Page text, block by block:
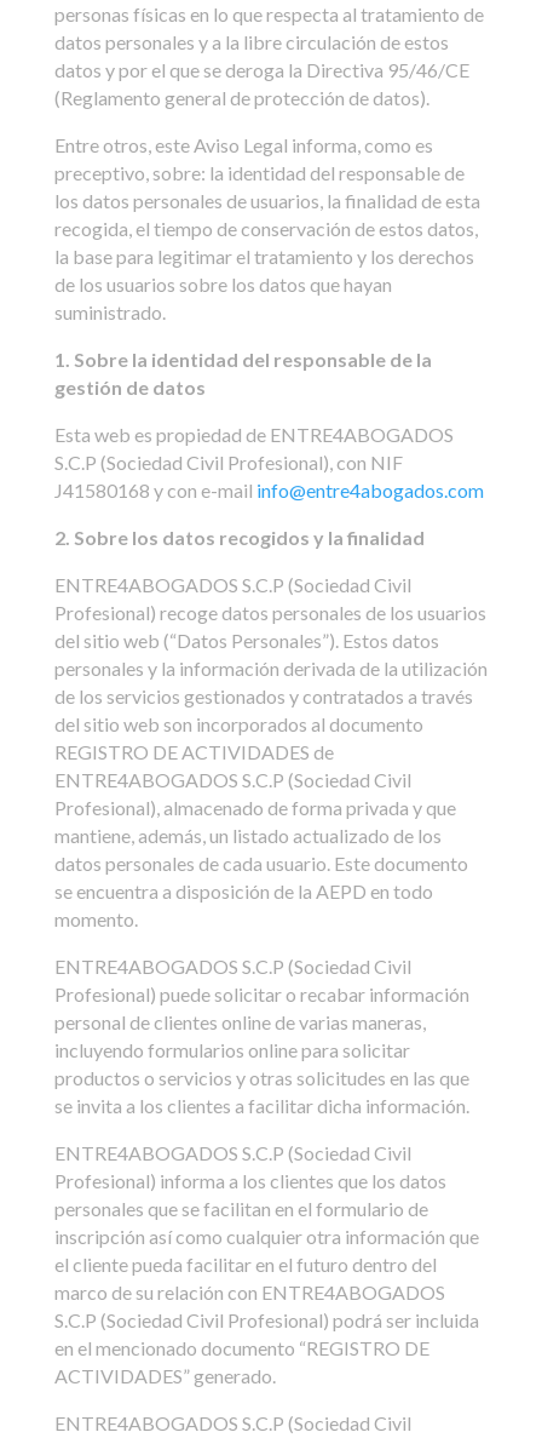
personas físicas en lo que respecta al tratamiento de
datos personales y a la libre circulación de estos
datos y por el que se deroga la Directiva 95/46/CE
(Reglamento general de protección de datos).
Entre otros, este Aviso Legal informa, como es
preceptivo, sobre: la identidad del responsable de
los datos personales de usuarios, la finalidad de esta
recogida, el tiempo de conservación de estos datos,
la base para legitimar el tratamiento y los derechos
de los usuarios sobre los datos que hayan
suministrado.
1. Sobre la identidad del responsable de la
gestión de datos
Esta web es propiedad de ENTRE4ABOGADOS
S.C.P (Sociedad Civil Profesional), con NIF
J41580168 y con e-mail info@entre4abogados.com
2. Sobre los datos recogidos y la finalidad
ENTRE4ABOGADOS S.C.P (Sociedad Civil
Profesional) recoge datos personales de los usuarios
del sitio web (“Datos Personales”). Estos datos
personales y la información derivada de la utilización
de los servicios gestionados y contratados a través
del sitio web son incorporados al documento
REGISTRO DE ACTIVIDADES de
ENTRE4ABOGADOS S.C.P (Sociedad Civil
Profesional), almacenado de forma privada y que
mantiene, además, un listado actualizado de los
datos personales de cada usuario. Este documento
se encuentra a disposición de la AEPD en todo
momento.
ENTRE4ABOGADOS S.C.P (Sociedad Civil
Profesional) puede solicitar o recabar información
personal de clientes online de varias maneras,
incluyendo formularios online para solicitar
productos o servicios y otras solicitudes en las que
se invita a los clientes a facilitar dicha información.
ENTRE4ABOGADOS S.C.P (Sociedad Civil
Profesional) informa a los clientes que los datos
personales que se facilitan en el formulario de
inscripción así como cualquier otra información que
el cliente pueda facilitar en el futuro dentro del
marco de su relación con ENTRE4ABOGADOS
S.C.P (Sociedad Civil Profesional) podrá ser incluida
en el mencionado documento “REGISTRO DE
ACTIVIDADES” generado.
ENTRE4ABOGADOS S.C.P (Sociedad Civil